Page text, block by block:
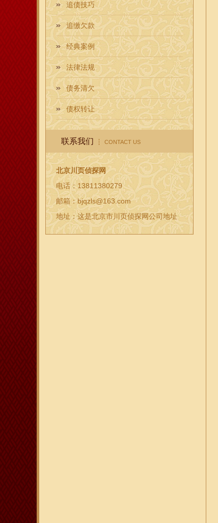
追债技巧
追缴欠款
经典案例
法律法规
债务清欠
债权转让
联系我们 CONTACT US
北京川页侦探网
电话：13811380279
邮箱：bjqzls@163.com
地址：这是北京市川页侦探网公司地址